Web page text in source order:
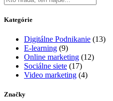
Kategórie
Digitálne Podnikanie (13)
E-learning (9)
Online marketing (12)
Sociálne siete (17)
Video marketing (4)
Značky